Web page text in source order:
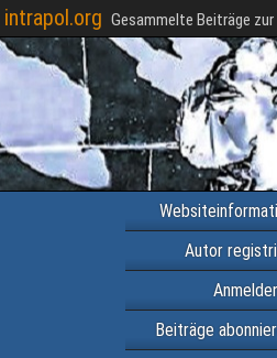
intrapol.org Gesammelte Beiträge
Autor
Beiträge